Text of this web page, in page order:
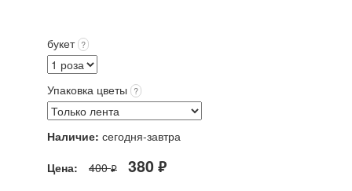
букет ?
Упаковка цветы ?
Наличие: сегодня-завтра
Цена:
400руб. 380 руб.